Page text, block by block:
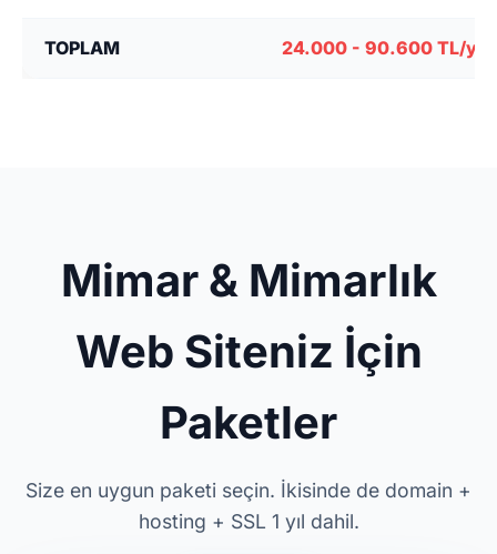
TOPLAM 24.000 - 90.600 TL/yıl
Mimar & Mimarlık
Web Siteniz İçin
Paketler
Size en uygun paketi seçin. İkisinde de domain +
hosting + SSL 1 yıl dahil.